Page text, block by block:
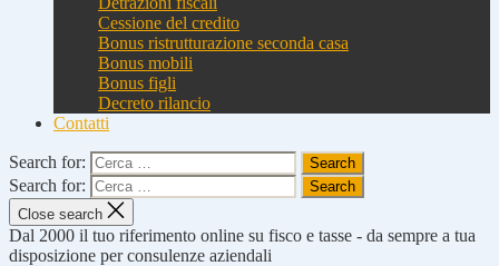
Cessione del credito
Bonus ristrutturazione seconda casa
Bonus mobili
Bonus figli
Decreto rilancio
Contatti
Search for:
Search for:
Close search
Dal 2000 il tuo riferimento online su fisco e tasse - da sempre a tua
disposizione per consulenze aziendali